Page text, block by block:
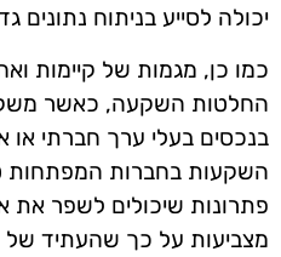
יכולה לסייע בניתוח נתונים
כמו כן, מגמות של קיימות
החלטות השקעה, כאשר
בנכסים בעלי ערך חברתי או
השקעות בחברות המפתחות
פתרונות שיכולים לשפר את
מצביעות על כך שהעתיד של